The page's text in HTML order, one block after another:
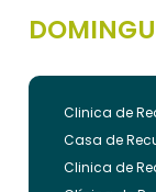
Clinica de
Casa de
Clinica de